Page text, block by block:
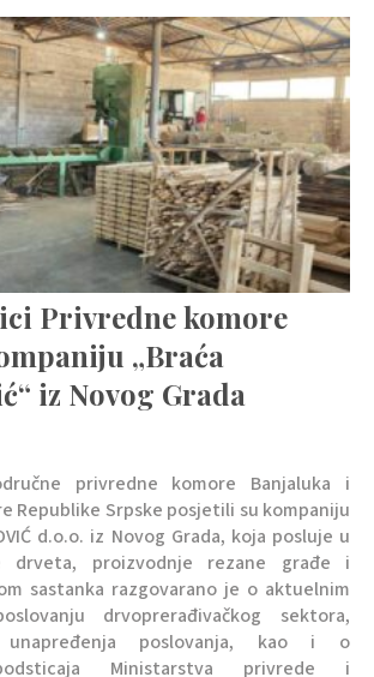
Privredne komore
„Braća
iz Novog Grada
privredne komore Banjaluka i
Republike Srpske posjetili su kompaniju
d.o.o. iz Novog Grada, koja posluje u
drveta, proizvodnje rezane građe i
sastanka razgovarano je o aktuelnim
drvoprerađivačkog sektora,
unapređenja poslovanja, kao i o
Ministarstva privrede i